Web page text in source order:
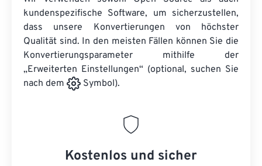
kundenspezifische Software, um sicherzustellen,
dass unsere Konvertierungen von höchster
Qualität sind. In den meisten Fällen können Sie die
Konvertierungsparameter mithilfe der
„Erweiterten Einstellungen“ (optional, suchen Sie
nach dem
Symbol).
Kostenlos und sicher